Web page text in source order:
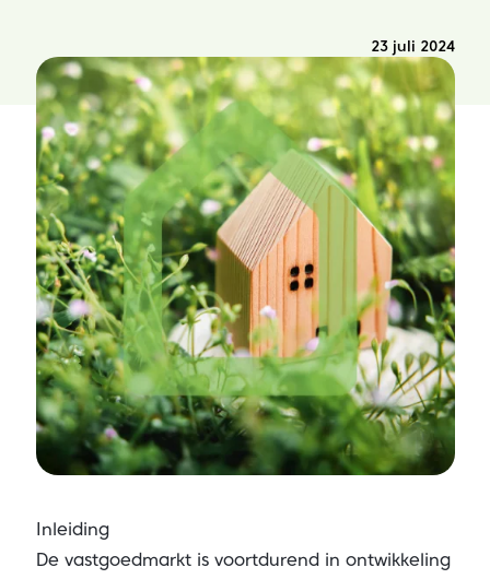
23 juli 2024
Inleiding
De vastgoedmarkt is voortdurend in ontwikkeling